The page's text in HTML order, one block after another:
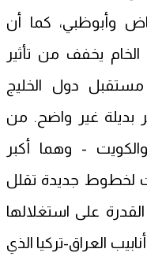
وأبوظبي، كما أن
الخام يخفف من تأثير
دول الخليج
بديلة غير واضح. من
والكويت - وهما أكبر
لخطوط جديدة تقلل
على استغلالها
العراق-تركيا الذي